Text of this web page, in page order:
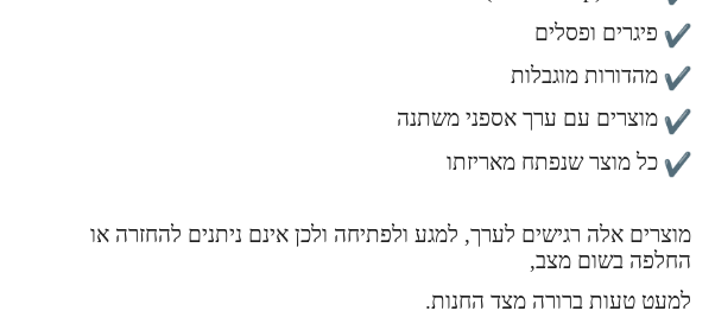
פיגרים ופסלים
מהדורות מוגבלות
מוצרים עם ערך אספני משתנה
כל מוצר שנפתח מאריזתו
מוצרים אלה רגישים לערך, למגע ולפתיחה ולכן אינם ניתנים להחזרה או
החלפה בשום מצב,
למעט טעות ברורה מצד החנות.